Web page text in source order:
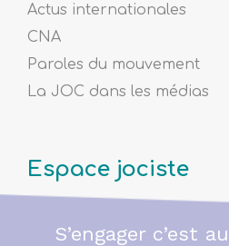
Actus internationales
CNA
Paroles du mouvement
La JOC dans les médias
Espace jociste
S’engager c’est